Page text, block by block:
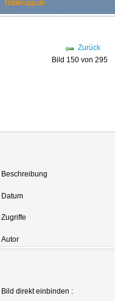
Zurück
Bild 150 von 295
Beschreibung
Datum
Zugriffe
Autor
Bild direkt einbinden :